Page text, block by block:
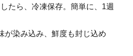
たら、冷凍保存。簡単に、1週
が染み込み、鮮度も封じ込め